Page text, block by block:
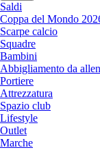
Saldi
Coppa del Mondo
Scarpe calcio
Squadre
Bambini
Abbigliamento da
Portiere
Attrezzatura
Spazio club
Lifestyle
Outlet
Marche